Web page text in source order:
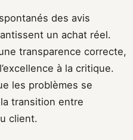
des avis
un achat réel.
transparence correcte,
à la critique.
les problèmes se
transition entre
client.